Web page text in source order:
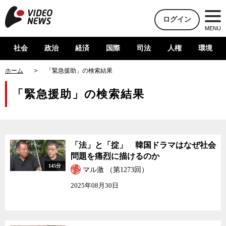
ログイン
MENU
社会 政治 経済 国際 司法 人権 環境
ホーム 「緊急援助」の検索結果
「緊急援助」の検索結果
145分
「法」と「掟」 韓国ドラマはなぜ社会
問題を痛烈に描けるのか
マル激 （第1273回）
2025年08月30日